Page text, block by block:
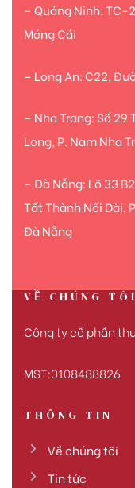
– Quảng Ninh: TC-
Móng Cái
– Long An: C22,
– Nha Trang: Số
Long, P. Nam Nha
– Đà Nẵng: Lô 33
Tất Thành Nối Dài,
Đà Nẵng
VỀ CHÚNG TÔI
Công ty cổ phần
MST:0108488826
THÔNG TIN
Về chúng tôi
Tin tức